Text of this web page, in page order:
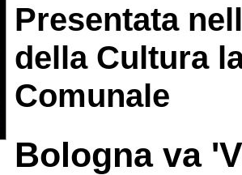
Presentata
della Cultura
Comunale
Bologna va